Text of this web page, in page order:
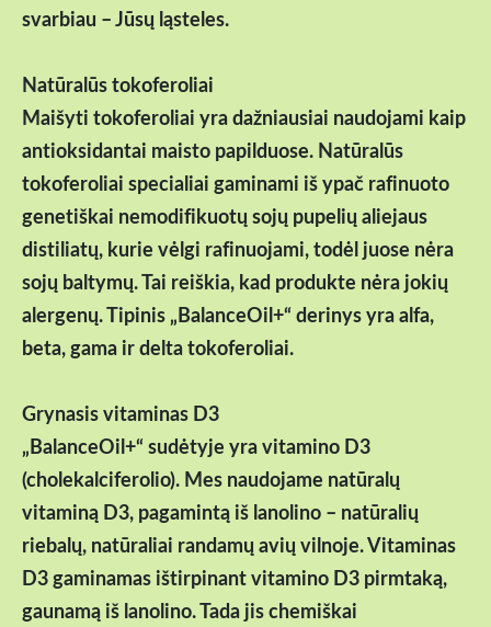
svarbiau – Jūsų ląsteles.
Natūralūs tokoferoliai
Maišyti tokoferoliai yra dažniausiai naudojami kaip
antioksidantai maisto papilduose. Natūralūs
tokoferoliai specialiai gaminami iš ypač rafinuoto
genetiškai nemodifikuotų sojų pupelių aliejaus
distiliatų, kurie vėlgi rafinuojami, todėl juose nėra
sojų baltymų. Tai reiškia, kad produkte nėra jokių
alergenų. Tipinis „BalanceOil+“ derinys yra alfa,
beta, gama ir delta tokoferoliai.
Grynasis vitaminas D3
„BalanceOil+“ sudėtyje yra vitamino D3
(cholekalciferolio). Mes naudojame natūralų
vitaminą D3, pagamintą iš lanolino – natūralių
riebalų, natūraliai randamų avių vilnoje. Vitaminas
D3 gaminamas ištirpinant vitamino D3 pirmtaką,
gaunamą iš lanolino. Tada jis chemiškai